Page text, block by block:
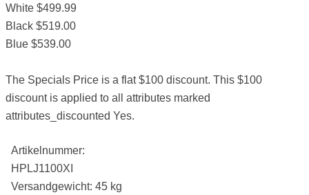
White $499.99
Black $519.00
Blue $539.00
The Specials Price is a flat $100 discount. This $100
discount is applied to all attributes marked
attributes_discounted Yes.
Artikelnummer:
HPLJ1100XI
Versandgewicht: 45 kg